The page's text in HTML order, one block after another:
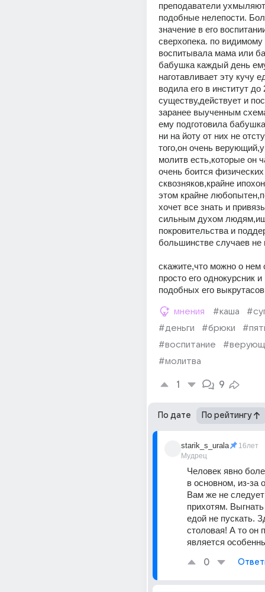
преподаватели
подобные нелепости.
значение в его
сверхопека. по видимому
воспитывала мама или
бабушка каждый день
наготавливает эту кучу
водила его в институт до
существу,действует и
заранее выученным
ему подготовила
ни на йоту от них не
того,он очень верующий,у
молитв есть,которые он
очень боится физических
сквозняков,крайне
этом крайне
хочет все знать и
сильным духом
покровительства и
большинстве случаев не
скажите,что можно о нем
просто его однокурсник
подобных его
мнения #каша
#деньги
#брюки
#воспитание
#молитва
1 9
По дате По рейтингу
starik_s_urala
Мудрец
16лет
Человек явно
в основном, из-за
Вам же не следует
прихотям.
едой не пускать.
столовая! А то он
является
0